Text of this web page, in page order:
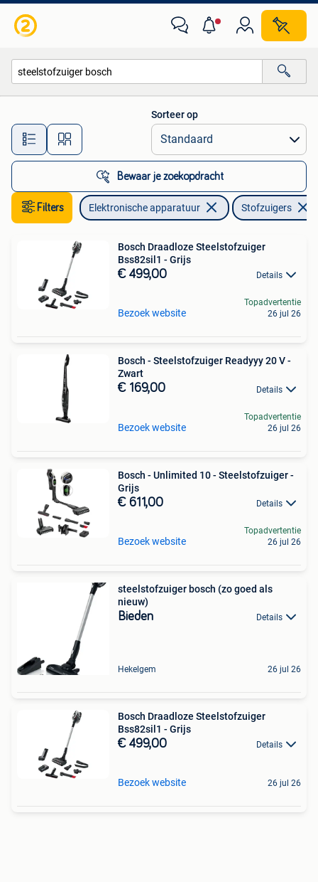
Alle afstanden…
Sorteer op
Bewaar je zoekopdracht
Filters Elektronische apparatuur Stofzuigers
Bosch Draadloze Steelstofzuiger
Bss82sil1 - Grijs
€ 499,00 Details
Bezoek website
Topadvertentie
26 jul 26
Bosch - Steelstofzuiger Readyyy 20 V -
Zwart
€ 169,00 Details
Bezoek website
Topadvertentie
26 jul 26
Bosch - Unlimited 10 - Steelstofzuiger -
Grijs
€ 611,00 Details
Bezoek website
Topadvertentie
26 jul 26
steelstofzuiger bosch (zo goed als
nieuw)
Bieden Details
Hekelgem 26 jul 26
Bosch Draadloze Steelstofzuiger
Bss82sil1 - Grijs
€ 499,00 Details
Bezoek website 26 jul 26